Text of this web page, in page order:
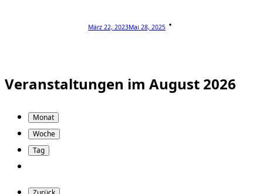
März 22, 2023Mai 28, 2025
Veranstaltungen im August 2026
Monat
Woche
Tag